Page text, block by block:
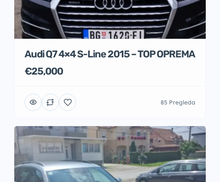
Audi Q7 4×4 S-Line 2015 – TOP OPREMA
€25,000
85 Pregleda